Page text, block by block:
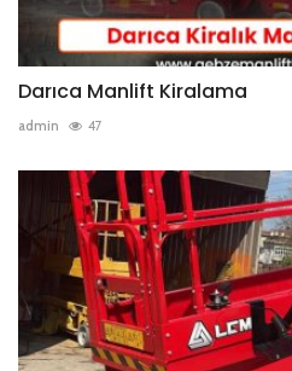
Darıca Manlift Kiralama
admin 47